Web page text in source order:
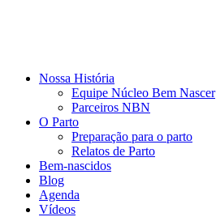
Nossa História
Equipe Núcleo Bem Nascer
Parceiros NBN
O Parto
Preparação para o parto
Relatos de Parto
Bem-nascidos
Blog
Agenda
Vídeos